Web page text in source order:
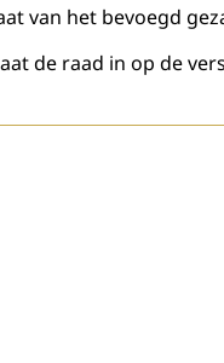
van het bevoegd
de raad in op de